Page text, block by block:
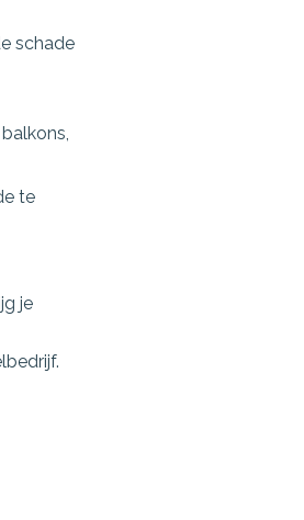
schade
te
je